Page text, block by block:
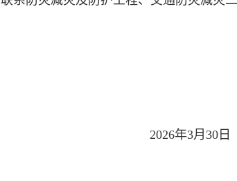
2026年3月30日